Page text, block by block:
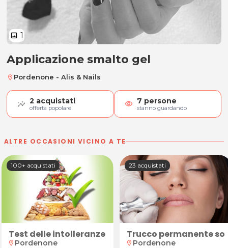
image 1
Applicazione smalto gel
Applicazione smalto gel
location_on Pordenone - Alis & Nails
2 acquistati
offerta popolare visibility 7 persone
stanno guardando
ALTRE OCCASIONI VICINO A TE
idratante da Elisa Perez Arte Capelli a
anamnesi, valutazione degli obiettivi e test
100+ acquistati
Test delle intolleranze alimentari
location_on Pordenone
23 acquistati
Trucco permanente
location_on Pordenone